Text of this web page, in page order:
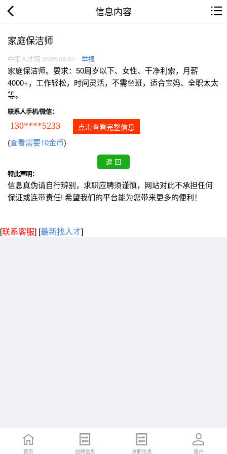
信息内容
家庭保洁师
中阳人才网 2026.08.07 举报
家庭保洁师。要求：50周岁以下、女性、干净利索，月薪
4000+，工作轻松，时间灵活，不需坐班，适合宝妈、全职太太
等。
联系人手机/微信：
130****5233 点击查看完整信息
(查看需要10金币)
特此声明：
信息真伪请自行辨别，求职应聘须谨慎，网站对此不承担任何
保证或连带责任! 希望我们的平台能为您带来更多的便利！
[联系客服] [最新找人才]
首页 招聘信息 求职信息 账户